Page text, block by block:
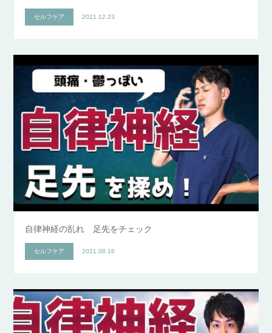
セルフケア 2021.12.23
自律神経の乱れ 足先をチェック
セルフケア 2021.08.16